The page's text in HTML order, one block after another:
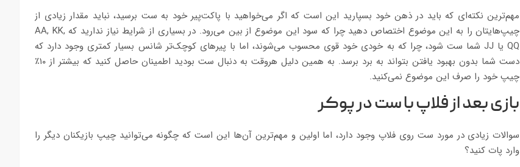
مهم‌ترین نکته‌ای که باید در ذهن خود بسپارید این است که اگر می‌خواهید با پاکت‌پیر خود به ست برسید، نباید مقدار زیادی از
چیپ‌هایتان را به این موضوع اختصاص دهید چرا که سود این موضوع از بین می‌رود. در بسیاری از شرایط نیاز ندارید که AA, KK,
QQ یا JJ شما ست شود، چرا که به خودی خود قوی محسوب می‌شوند، اما با پیرهای کوچک‌تر شانس بسیار کمتری وجود دارد که
دست شما بدون بهبود یافتن بتواند به برد برسد. به همین دلیل هروقت به دنبال ست بودید اطمینان حاصل کنید که بیشتر از ۱۰٪
چیپ خود را صرف این موضوع نمی‌کنید.
بازی بعد از فلاپ با ست در پوکر
سوالات زیادی در مورد ست روی فلاپ وجود دارد، اما اولین و مهم‌ترین آن‌ها این است که چگونه می‌توانید چیپ بازیکنان دیگر را
وارد پات کنید؟